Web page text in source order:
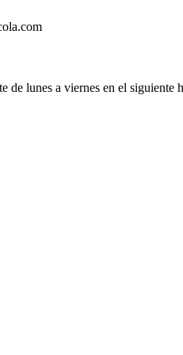
de lunes a viernes en el siguiente